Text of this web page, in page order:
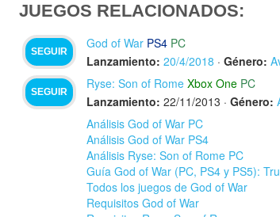
JUEGOS RELACIONADOS:
SEGUIR
God of War PS4 PC
Lanzamiento: 20/4/2018 · Género:
SEGUIR
Ryse: Son of Rome Xbox One PC
Lanzamiento: 22/11/2013 · Género:
Análisis God of War PC
Análisis God of War PS4
Análisis Ryse: Son of Rome PC
Guía God of War (PC, PS4 y PS5):
Todos los juegos de God of War
Requisitos God of War